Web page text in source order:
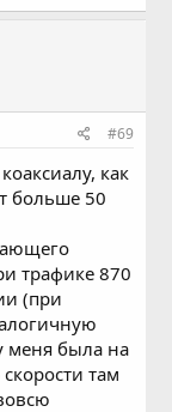
#69
как
больше 50
трафике 870
(при
меня была на
там